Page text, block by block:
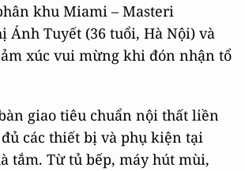
khu Miami – Masteri
Ánh Tuyết (36 tuổi, Hà Nội) và
xúc vui mừng khi đón nhận tổ
giao tiêu chuẩn nội thất liền
các thiết bị và phụ kiện tại
tắm. Từ tủ bếp, máy hút mùi,